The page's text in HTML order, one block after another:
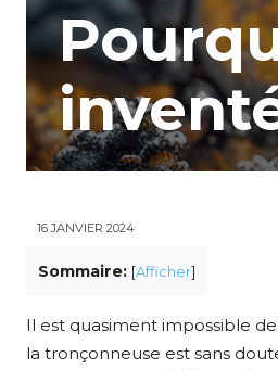
16 JANVIER 2024
Sommaire: [Afficher]
Il est quasiment impossible
la tronçonneuse est sans